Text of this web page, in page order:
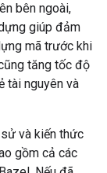
bên ngoài,
giúp đảm
mã trước khi
tăng tốc độ
tài nguyên và
và kiến thức
gồm cả các